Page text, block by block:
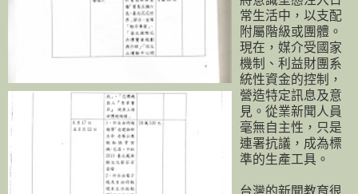
常生活中，以支配
附屬階級或團體。
現在，媒介受國家
機制、利益財團系
統性資金的控制，
營造特定訊息及意
見。從業新聞人員
毫無自主性，只是
連署抗議，成為標
準的生產工具。
台灣的新聞教育很